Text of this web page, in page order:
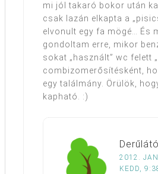
mi jól takaró bokor után
csak lazán elkapta a
elvonult egy fa mögé… És
gondoltam erre, mikor
sokat „használt” wc felett
combizomerősítésként,
egy találmány. Örülök,
kapható. :)
Derűlátó
2012.
KEDD,